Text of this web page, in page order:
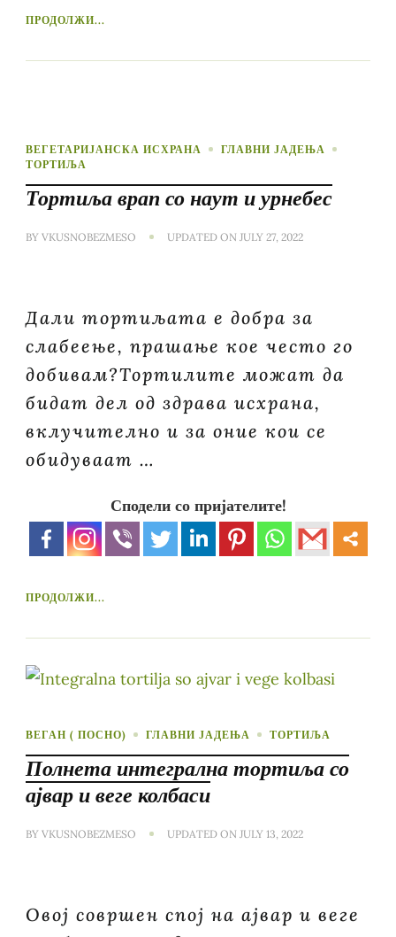
ПРОДОЛЖИ...
ВЕГЕТАРИЈАНСКА ИСХРАНА
ГЛАВНИ ЈАДЕЊА
ТОРТИЉА
Тортиља врап со наут и урнебес
BY VKUSNOBEZMESO UPDATED ON JULY 27, 2022
Дали тортиљата е добра за
слабеење, прашање кое често го
добивам?Тортилите можат да
бидат дел од здрава исхрана,
вклучително и за оние кои се
обидуваат …
Сподели со пријателите!
ПРОДОЛЖИ...
ВЕГАН ( ПОСНО) ГЛАВНИ ЈАДЕЊА ТОРТИЉА
Полнета интегрална тортиља со
ајвар и веге колбаси
BY VKUSNOBEZMESO UPDATED ON JULY 13, 2022
Овој совршен спој на ајвар и веге